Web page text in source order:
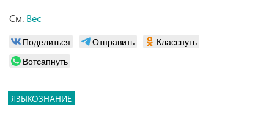
См. Вес
Поделиться Отправить
Класснуть
Вотсапнуть
ЯЗЫКОЗНАНИЕ